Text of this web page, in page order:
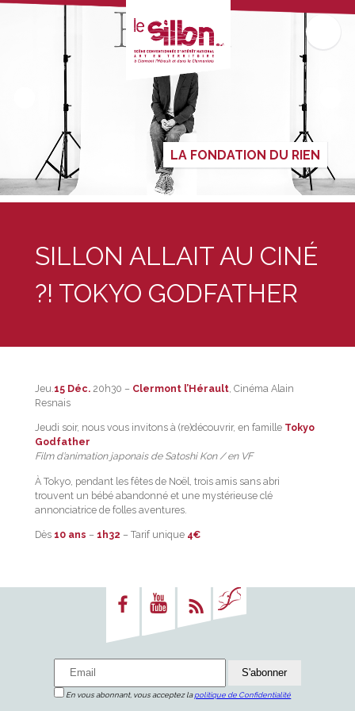
LA FONDATION DU RIEN
SILLON ALLAIT AU CINÉ
?! TOKYO GODFATHER
Jeu.15 Déc. 20h30 – Clermont l’Hérault, Cinéma Alain
Resnais
Jeudi soir, nous vous invitons à (re)découvrir, en famille Tokyo
Godfather
Film d’animation japonais de Satoshi Kon / en VF
À Tokyo, pendant les fêtes de Noël, trois amis sans abri
trouvent un bébé abandonné et une mystérieuse clé
annonciatrice de folles aventures.
Dès 10 ans – 1h32 – Tarif unique 4€
En vous abonnant, vous acceptez lapolitique de Confidentialité